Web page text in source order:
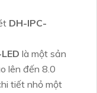
DH-IPC-
là một sản
lên đến 8.0
tiết nhỏ một